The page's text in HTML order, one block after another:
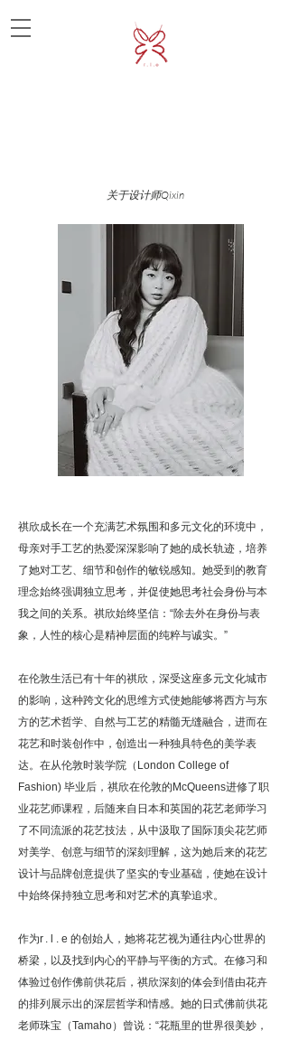
关于设计师Qixin
祺欣成长在一个充满艺术氛围和多元文化的环境中，
母亲对手工艺的热爱深深影响了她的成长轨迹，培养
了她对工艺、细节和创作的敏锐感知。她受到的教育
理念始终强调独立思考，并促使她思考社会身份与本
我之间的关系。祺欣始终坚信：“除去外在身份与表
象，人性的核心是精神层面的纯粹与诚实。”
在伦敦生活已有十年的祺欣，深受这座多元文化城市
的影响，这种跨文化的思维方式使她能够将西方与东
方的艺术哲学、自然与工艺的精髓无缝融合，进而在
花艺和时装创作中，创造出一种独具特色的美学表
达。在从伦敦时装学院（London College of
Fashion) 毕业后，祺欣在伦敦的McQueens进修了职
业花艺师课程，后随来自日本和英国的花艺老师学习
了不同流派的花艺技法，从中汲取了国际顶尖花艺师
对美学、创意与细节的深刻理解，这为她后来的花艺
设计与品牌创意提供了坚实的专业基础，使她在设计
中始终保持独立思考和对艺术的真挚追求。
作为r.l.e 的创始人，她将花艺视为通往内心世界的
桥梁，以及找到内心的平静与平衡的方式。在修习和
体验过创作佛前供花后，祺欣深刻的体会到借由花卉
的排列展示出的深层哲学和情感。她的日式佛前供花
老师珠宝（Tamaho）曾说：“花瓶里的世界很美妙，